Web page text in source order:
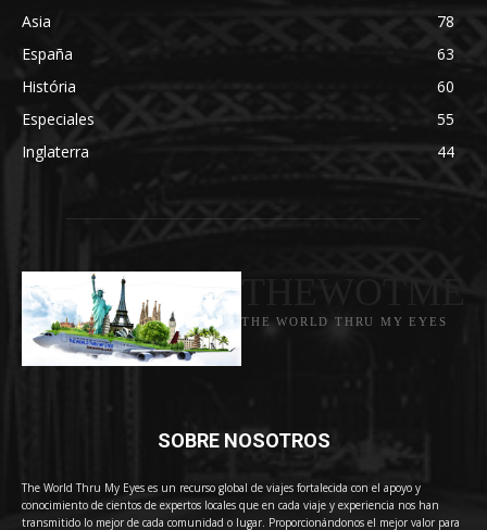
Asia
78
España
63
História
60
Especiales
55
Inglaterra
44
THE WORLD THRU MY EYES
SOBRE NOSOTROS
The World Thru My Eyes es un recurso global de viajes fortalecida con el apoyo y
conocimiento de cientos de expertos locales que en cada viaje y experiencia nos han
transmitido lo mejor de cada comunidad o lugar. Proporcionándonos el mejor valor para